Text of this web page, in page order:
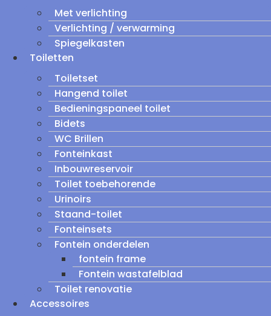
Met verlichting
Verlichting / verwarming
Spiegelkasten
Toiletten
Toiletset
Hangend toilet
Bedieningspaneel toilet
Bidets
WC Brillen
Fonteinkast
Inbouwreservoir
Toilet toebehorende
Urinoirs
Staand-toilet
Fonteinsets
Fontein onderdelen
fontein frame
Fontein wastafelblad
Toilet renovatie
Accessoires